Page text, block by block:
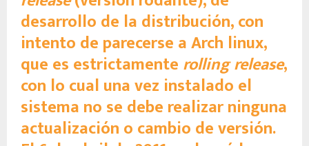
desarrollo de la distribución, con
intento de parecerse a Arch linux,
que es estrictamente rolling release,
con lo cual una vez instalado el
sistema no se debe realizar ninguna
actualización o cambio de versión.